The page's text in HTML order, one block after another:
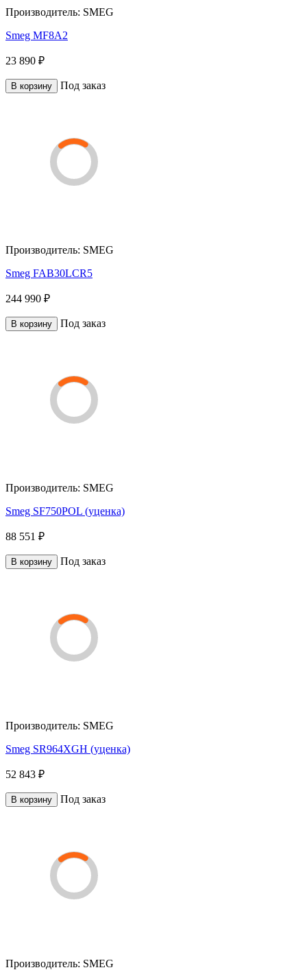
Производитель: SMEG
Smeg MF8A2
23 890 ₽
В корзину Под заказ
Производитель: SMEG
Smeg FAB30LCR5
244 990 ₽
В корзину Под заказ
Производитель: SMEG
Smeg SF750POL (уценка)
88 551 ₽
В корзину Под заказ
Производитель: SMEG
Smeg SR964XGH (уценка)
52 843 ₽
В корзину Под заказ
Производитель: SMEG